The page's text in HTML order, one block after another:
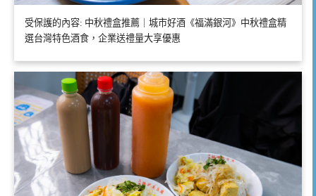
受保護的內容: 中秋禮盒推薦｜城市好酒《福滿銀河》中秋禮盒精
選台灣特色酒食，企業送禮量大享優惠